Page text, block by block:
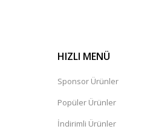
HIZLI MENÜ
Sponsor Ürünler
Popüler Ürünler
İndirimli Ürünler